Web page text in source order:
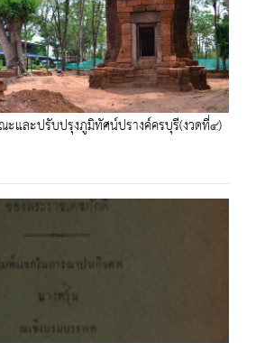
ะและปรับปรุงภูมิทัศน์ปรางค์ครบุรี(งวดที่๔)